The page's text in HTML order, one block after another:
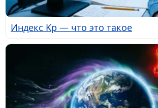
Индекс Kp — что это такое